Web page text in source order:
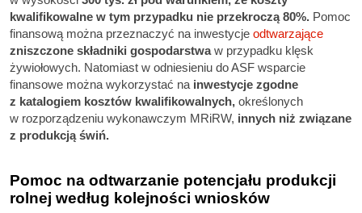
kwalifikowalne w tym przypadku nie przekroczą 80%. Pomoc
finansową można przeznaczyć na inwestycje odtwarzające
zniszczone składniki gospodarstwaw przypadku klęsk
żywiołowych. Natomiast w odniesieniu do ASF wsparcie
finansowe można wykorzystać na inwestycje zgodne
z katalogiem kosztów kwalifikowalnych, określonych
w rozporządzeniu wykonawczym MRiRW, innych niż związane
z produkcją świń.
Pomoc na odtwarzanie potencjału produkcji
rolnej według kolejności wniosków